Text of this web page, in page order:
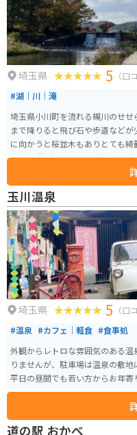
く、休憩場所としては最適です。
かな観光スポットもあるので、
埼玉県 5 （口
#湖｜川｜滝
埼玉県小川町を流れる槻川のせ
まで降りると飛び石や歩道など
に向かうと桜並木もありとても
し。 休憩所、トイレ、駐車場、自動販売機なども整備されていて休憩するに
はとても良い場所で、近場には
店もある。
玉川温泉
埼玉県 5 （口
#温泉 #カフェ｜軽食 #食事処
外観からレトロな雰囲気のある
りませんが、駐車場は温泉の敷地
平日の昼間でも若い方からお年
食事は、がっつり系の定食がメ
道の駅 おかべ